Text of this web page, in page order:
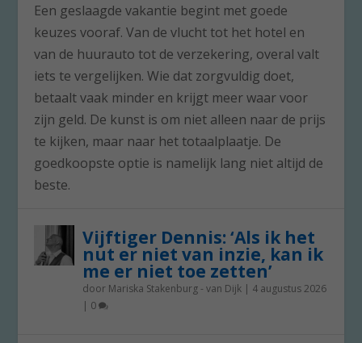
Een geslaagde vakantie begint met goede
keuzes vooraf. Van de vlucht tot het hotel en
van de huurauto tot de verzekering, overal valt
iets te vergelijken. Wie dat zorgvuldig doet,
betaalt vaak minder en krijgt meer waar voor
zijn geld. De kunst is om niet alleen naar de prijs
te kijken, maar naar het totaalplaatje. De
goedkoopste optie is namelijk lang niet altijd de
beste.
Vijftiger Dennis: ‘Als ik het
nut er niet van inzie, kan ik
me er niet toe zetten’
door Mariska Stakenburg - van Dijk | 4 augustus 2026
| 0